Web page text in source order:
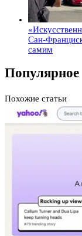
Сан-
самим
Популярное
Похожие статьи